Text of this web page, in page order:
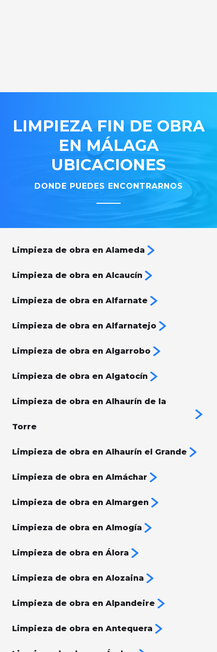
LIMPIEZA FIN DE OBRA
EN MÁLAGA
UBICACIONES
DONDE PUEDES ENCONTRARNOS
Limpieza de obra en Alameda
Limpieza de obra en Alcaucín
Limpieza de obra en Alfarnate
Limpieza de obra en Alfarnatejo
Limpieza de obra en Algarrobo
Limpieza de obra en Algatocín
Limpieza de obra en Alhaurín de la
Torre
Limpieza de obra en Alhaurín el Grande
Limpieza de obra en Almáchar
Limpieza de obra en Almargen
Limpieza de obra en Almogía
Limpieza de obra en Álora
Limpieza de obra en Alozaina
Limpieza de obra en Alpandeire
Limpieza de obra en Antequera